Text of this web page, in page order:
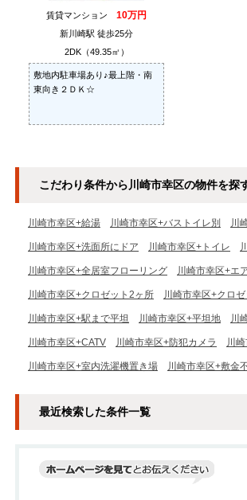
賃貸マンション 10万円
新川崎駅 徒歩25分
2DK（49.35㎡）
敷地内駐車場あり♪最上階・南
東向き２ＤＫ☆
こだわり条件から川崎市幸区の物件を探
川崎市幸区+給湯 川崎市幸区+バストイレ別 川
川崎市幸区+洗面所にドア 川崎市幸区+トイレ
川崎市幸区+全居室フローリング 川崎市幸区+エ
川崎市幸区+クロゼット2ヶ所 川崎市幸区+クロ
川崎市幸区+駅まで平坦 川崎市幸区+平坦地 川
川崎市幸区+CATV 川崎市幸区+防犯カメラ 川
川崎市幸区+室内洗濯機置き場 川崎市幸区+敷金
最近検索した条件一覧